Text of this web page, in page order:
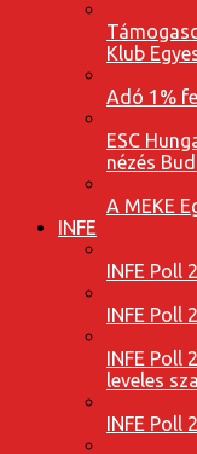
Klub
Adó 1%
ESC
nézés
A MEKE
INFE
INFE Poll
INFE Poll
INFE Poll
leveles
INFE Poll